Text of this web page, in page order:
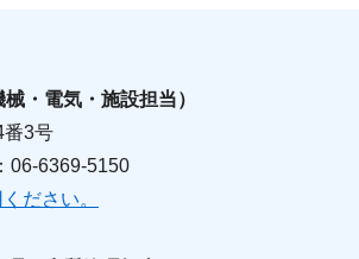
・電気・施設担当）
3号
06-6369-5150
ださい。